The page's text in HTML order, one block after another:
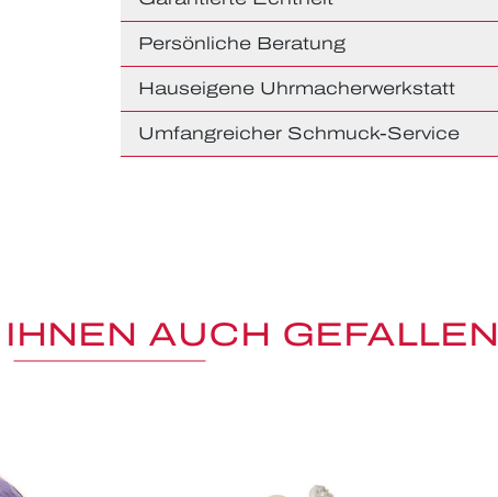
Persönliche Beratung
Hauseigene Uhrmacherwerkstatt
Umfangreicher Schmuck-Service
AUCH GEFALLEN